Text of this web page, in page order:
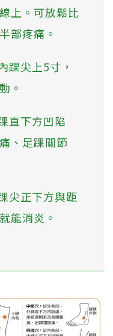
上。可放鬆比
部疼痛。
踝尖上5寸，
。
直下方凹陷
、足踝關節
尖正下方與距
能消炎。